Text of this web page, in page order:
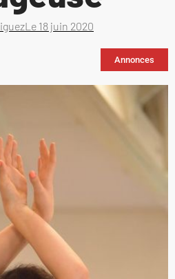
Le 18 juin 2020
Annonces